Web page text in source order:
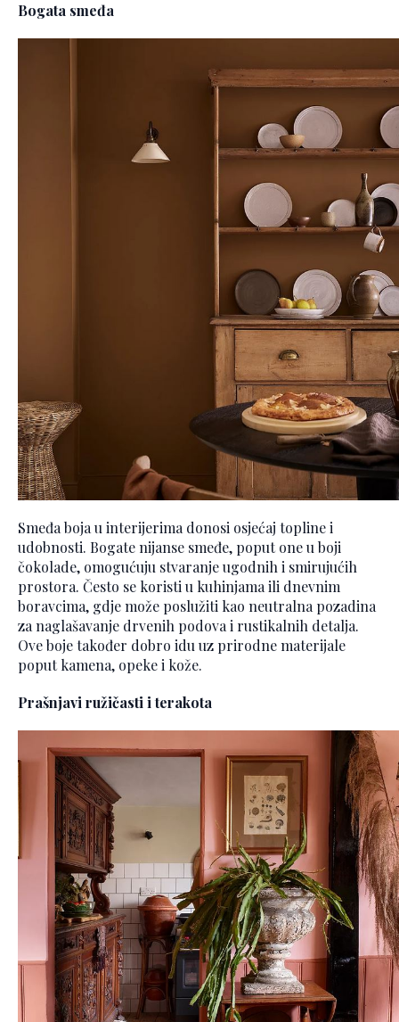
Bogata smeđa
Smeđa boja u interijerima donosi osjećaj topline i
udobnosti. Bogate nijanse smeđe, poput one u boji
čokolade, omogućuju stvaranje ugodnih i smirujućih
prostora. Često se koristi u kuhinjama ili dnevnim
boravcima, gdje može poslužiti kao neutralna pozadina
za naglašavanje drvenih podova i rustikalnih detalja.
Ove boje također dobro idu uz prirodne materijale
poput kamena, opeke i kože.
Prašnjavi ružičasti i terakota